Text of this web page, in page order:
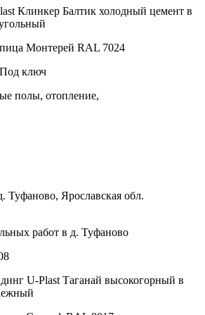
Клинкер Балтик холодный цемент в
Монтерей RAL 7024
Под ключ
полы, отопление,
Ярославская обл.
работ в д. Туфаново
U-Plast Таганай высокогорный в